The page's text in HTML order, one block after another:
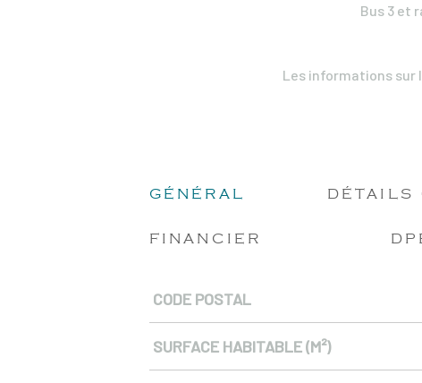
Bus 3 et
Les informations sur
GÉNÉRAL DÉTAILS
FINANCIER
Caractérisque
CODE POSTAL
SURFACE HABITABLE (M²)